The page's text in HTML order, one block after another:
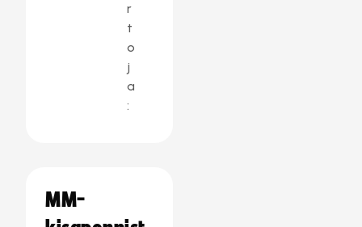
r
t
o
j
a
:
MM-